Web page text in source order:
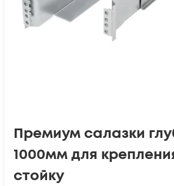
Премиум салазки
1000мм для
стойку